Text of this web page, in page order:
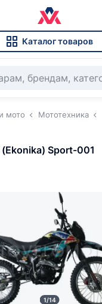
Каталог товаров
мото Мототехника
Sport-001
1/14